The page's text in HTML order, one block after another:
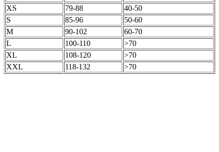
XS
79-88
40-50
S
85-96
50-60
M
90-102
60-70
L
100-110
>70
XL
108-120
>70
XXL
118-132 >70